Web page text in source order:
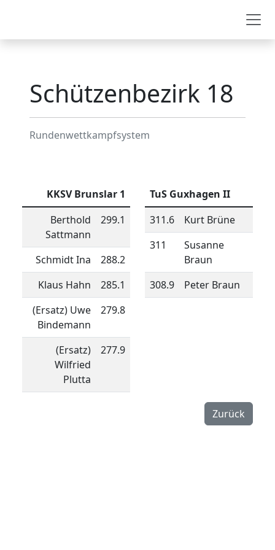
Schützenbezirk 18
Rundenwettkampfsystem
KKSV Brunslar 1
Berthold
Sattmann
299.1
Schmidt Ina
288.2
Klaus Hahn
285.1
(Ersatz) Uwe
Bindemann
279.8
(Ersatz)
Wilfried
Plutta
277.9
TuS Guxhagen II
311.6
Kurt Brüne
311
Susanne
Braun
308.9
Peter Braun
Zurück